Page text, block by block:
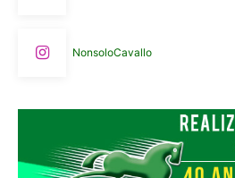
NonsoloCavallo